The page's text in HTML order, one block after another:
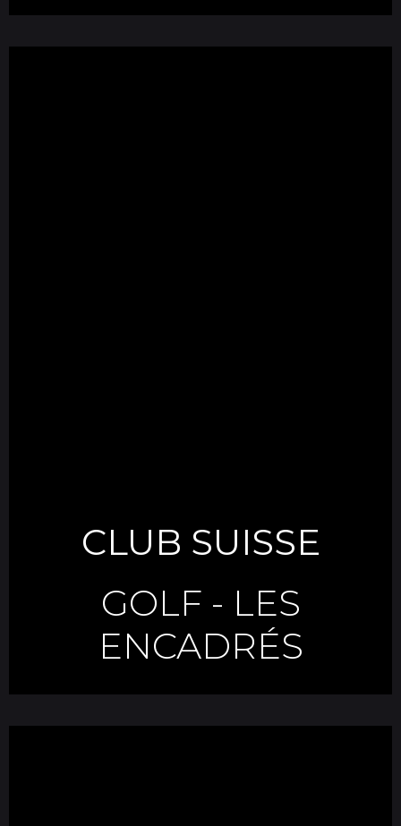
CLUB SUISSE
GOLF - LES
ENCADRÉS